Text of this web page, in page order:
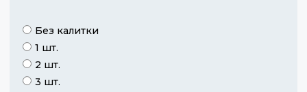
Без калитки
1 шт.
2 шт.
3 шт.